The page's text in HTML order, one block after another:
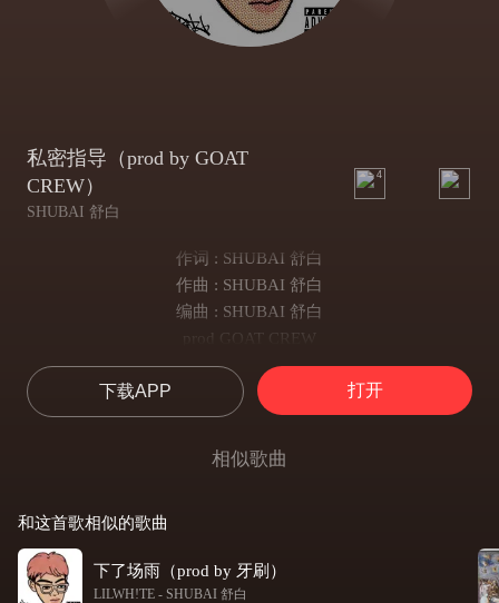
私密指导（prod by GOAT
CREW）
SHUBAI 舒白
4
作词 : SHUBAI 舒白
作曲 : SHUBAI 舒白
编曲 : SHUBAI 舒白
prod GOAT CREW
都带本儿秘籍过来我给你私密指导
我发誓我想要的东西一定能得到
我改了腔调伴奏耳边环绕
在我的歌里他们说我是个Murderer
还假装配合 说的绘声绘色
下载APP 打开
相似歌曲
和这首歌相似的歌曲
下了场雨（prod by 牙刷）
LILWH!TE - SHUBAI 舒白